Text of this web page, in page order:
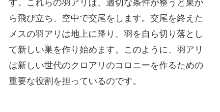
す。これらの羽アリは、適切な条件が整うと巣か
ら飛び立ち、空中で交尾をします。交尾を終えた
メスの羽アリは地上に降り、羽を自ら切り落とし
て新しい巣を作り始めます。このように、羽アリ
は新しい世代のクロアリのコロニーを作るための
重要な役割を担っているのです。